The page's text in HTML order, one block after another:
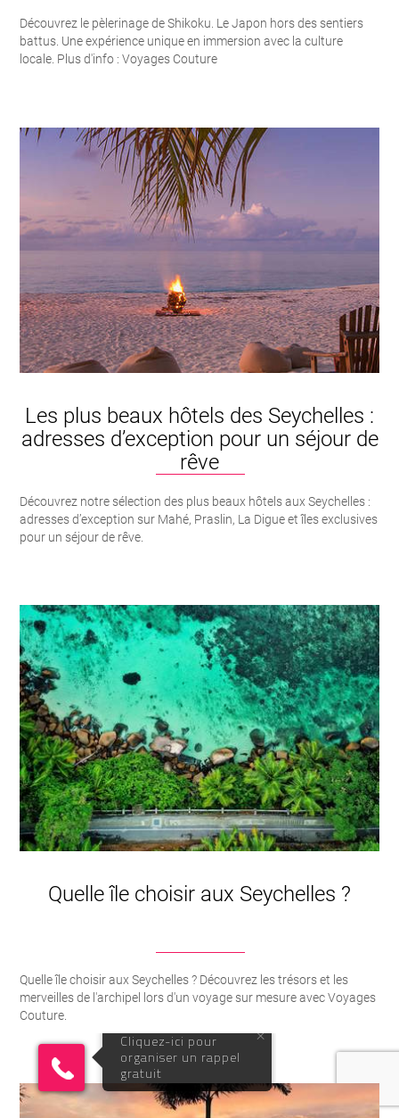
Découvrez le pèlerinage de Shikoku. Le Japon hors des sentiers
battus. Une expérience unique en immersion avec la culture
locale. Plus d'info : Voyages Couture
Les plus beaux hôtels des Seychelles :
adresses d’exception pour un séjour de
rêve
Découvrez notre sélection des plus beaux hôtels aux Seychelles :
adresses d’exception sur Mahé, Praslin, La Digue et îles exclusives
pour un séjour de rêve.
Quelle île choisir aux Seychelles ?
Quelle île choisir aux Seychelles ? Découvrez les trésors et les
merveilles de l'archipel lors d'un voyage sur mesure avec Voyages
Couture.